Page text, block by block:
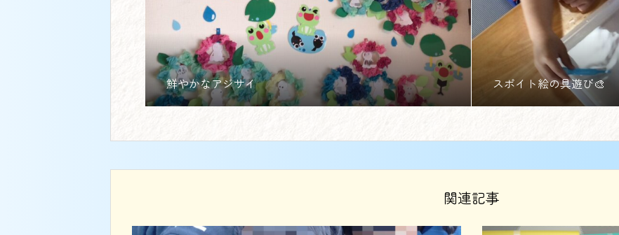
鮮やかなアジサイ スポイト絵の具遊び🎨
関連記事